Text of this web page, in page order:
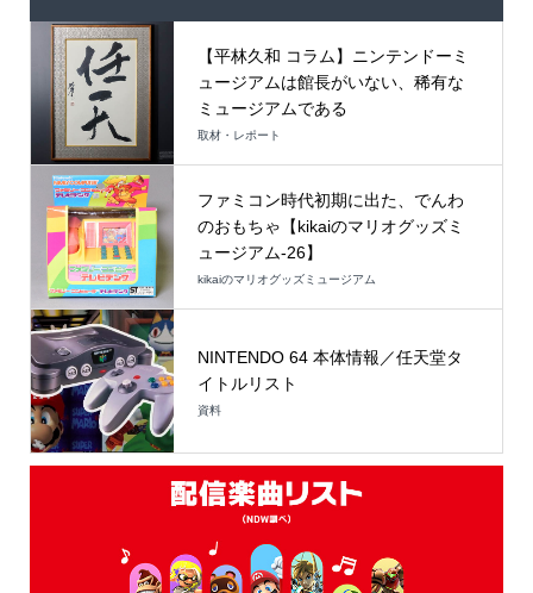
【平林久和 コラム】ニンテンドーミ
ュージアムは館長がいない、稀有な
ミュージアムである
取材・レポート
ファミコン時代初期に出た、でんわ
のおもちゃ【kikaiのマリオグッズミ
ュージアム-26】
kikaiのマリオグッズミュージアム
NINTENDO 64 本体情報／任天堂タ
イトルリスト
資料